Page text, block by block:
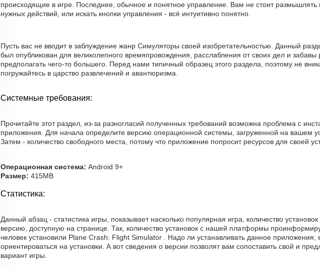
происходящие в игре. Последнее, обычное и понятное управление. Вам не стоит размышлять
нужных действий, или искать кнопки управления - всё интуитивно понятно.
Пусть вас не вводит в заблуждение жанр Симуляторы своей изобретательностью. Данный
был опубликован для великолепного времяпровождения, расслабления от своих дел и
предполагать чего-то большего. Перед нами типичный образец этого раздела, поэтому не
погружайтесь в царство развлечений и авантюризма.
Системные требования:
Прочитайте этот раздел, из-за разногласий полученных требований возможна проблема с
приложения. Для начала определите версию операционной системы, загруженной на вашем
Затем - количество свободного места, потому что приложение попросит ресурсов для своей
Операционная система: Android 9+
Размер: 415MB
Статистика:
Данный абзац - статистика игры, показывает насколько популярная игра, количество
версию, доступную на странице. Так, количество установок с нашей платформы
человек установили Plane Crash: Flight Simulator . Надо ли устанавливать данное
ориентироваться на установки. А вот сведения о версии позволят вам сопоставить свой и
вариант игры.